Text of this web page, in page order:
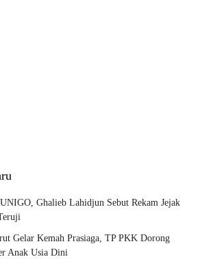
Ghalieb Lahidjun Sebut Rekam Jejak
Gelar Kemah Prasiaga, TP PKK Dorong
Anak Usia Dini